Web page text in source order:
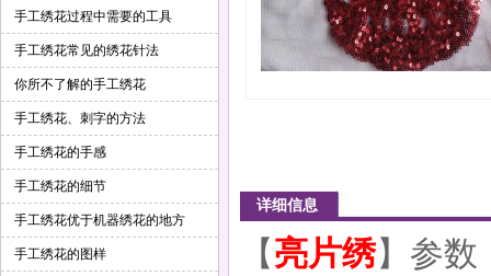
手工绣花过程中需要的工具
手工绣花常见的绣花针法
你所不了解的手工绣花
手工绣花、刺字的方法
手工绣花的手感
手工绣花的细节
手工绣花优于机器绣花的地方
手工绣花的图样
详细信息
【亮片绣】参数